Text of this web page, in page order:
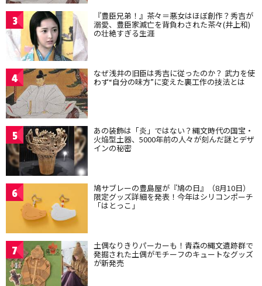
3 『豊臣兄弟！』茶々＝悪女はほぼ創作？秀吉が
溺愛、豊臣家滅亡を背負わされた茶々(井上和)
の壮絶すぎる生涯
4 なぜ浅井の旧臣は秀吉に従ったのか？ 武力を使
わず“自分の味方”に変えた裏工作の技法とは
5 あの装飾は「炎」ではない？縄文時代の国宝・
火焔型土器、5000年前の人々が刻んだ謎とデザ
インの秘密
6 鳩サブレーの豊島屋が『鳩の日』（8月10日）
限定グッズ詳細を発表！今年はシリコンポーチ
「はとっこ」
7 土偶なりきりパーカーも！青森の縄文遺跡群で
発掘された土偶がモチーフのキュートなグッズ
が新発売